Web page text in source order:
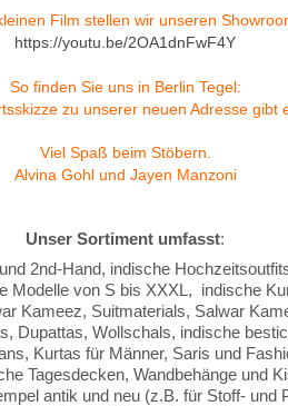
Film stellen wir unseren
https://youtu.be/2OA1dnFwF4Y
So finden Sie uns in Berlin Tegel:
zu unserer neuen Adresse gibt
Viel Spaß beim Stöbern.
Alvina Gohl und Jayen Manzoni
Unser Sortiment umfasst:
und 2nd-Hand, indische
Modelle von S bis XXXL, indische
Kameez, Suitmaterials, Salwar
Dupattas, Wollschals, indische
Kurtas für Männer, Saris und
Tagesdecken, Wandbehänge und
antik und neu (z.B. für Stoff- und